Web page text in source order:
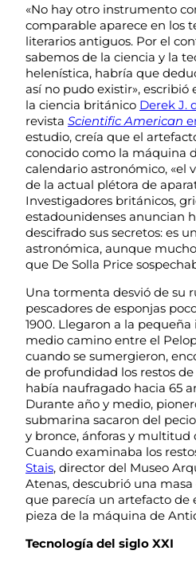
«No hay otro instrumento
comparable aparece en los
literarios antiguos. Por el
sabemos de la ciencia y la
helenística, habría que
así no pudo existir», escribió
la ciencia británico Derek J.
revista Scientific American
estudio, creía que el
conocido como la máquina
calendario astronómico, «el
de la actual plétora de
Investigadores británicos,
estadounidenses anuncian
descifrado sus secretos: es
astronómica, aunque
que De Solla Price
Una tormenta desvió de su
pescadores de esponjas
1900. Llegaron a la
medio camino entre el
cuando se sumergieron,
de profundidad los restos
había naufragado hacia 65
Durante año y medio,
submarina sacaron del
y bronce, ánforas y multitud
Cuando examinaba los
Stais, director del Museo
Atenas, descubrió una
que parecía un artefacto de
pieza de la máquina de
Tecnología del siglo XXI